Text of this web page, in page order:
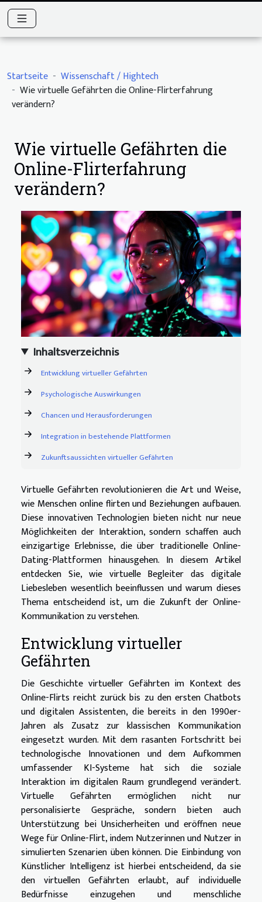
Startseite
Wissenschaft / Hightech
Wie virtuelle Gefährten die Online-Flirterfahrung
verändern?
Wie virtuelle Gefährten die
Online-Flirterfahrung
verändern?
Inhaltsverzeichnis
Entwicklung virtueller Gefährten
Psychologische Auswirkungen
Chancen und Herausforderungen
Integration in bestehende Plattformen
Zukunftsaussichten virtueller Gefährten
Virtuelle Gefährten revolutionieren die Art und Weise,
wie Menschen online flirten und Beziehungen aufbauen.
Diese innovativen Technologien bieten nicht nur neue
Möglichkeiten der Interaktion, sondern schaffen auch
einzigartige Erlebnisse, die über traditionelle Online-
Dating-Plattformen hinausgehen. In diesem Artikel
entdecken Sie, wie virtuelle Begleiter das digitale
Liebesleben wesentlich beeinflussen und warum dieses
Thema entscheidend ist, um die Zukunft der Online-
Kommunikation zu verstehen.
Entwicklung virtueller
Gefährten
Die Geschichte virtueller Gefährten im Kontext des
Online-Flirts reicht zurück bis zu den ersten Chatbots
und digitalen Assistenten, die bereits in den 1990er-
Jahren als Zusatz zur klassischen Kommunikation
eingesetzt wurden. Mit dem rasanten Fortschritt bei
technologische Innovationen und dem Aufkommen
umfassender KI-Systeme hat sich die soziale
Interaktion im digitalen Raum grundlegend verändert.
Virtuelle Gefährten ermöglichen nicht nur
personalisierte Gespräche, sondern bieten auch
Unterstützung bei Unsicherheiten und eröffnen neue
Wege für Online-Flirt, indem Nutzerinnen und Nutzer in
simulierten Szenarien üben können. Die Einbindung von
Künstlicher Intelligenz ist hierbei entscheidend, da sie
den virtuellen Gefährten erlaubt, auf individuelle
Bedürfnisse einzugehen und menschliche